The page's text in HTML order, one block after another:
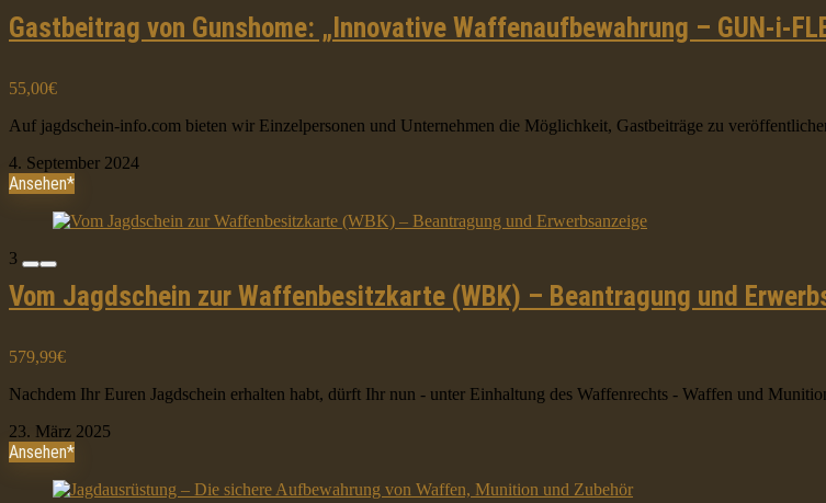
Gastbeitrag von Gunshome: „Innovative Waffenaufbewahrung – GUN-i-
55,00€
Auf jagdschein-info.com bieten wir Einzelpersonen und Unternehmen die Möglichkeit, Gastbeiträge zu
4. September 2024
Ansehen*
3
Vom Jagdschein zur Waffenbesitzkarte (WBK) – Beantragung und
579,99€
Nachdem Ihr Euren Jagdschein erhalten habt, dürft Ihr nun - unter Einhaltung des Waffenrechts - Waffen und
23. März 2025
Ansehen*